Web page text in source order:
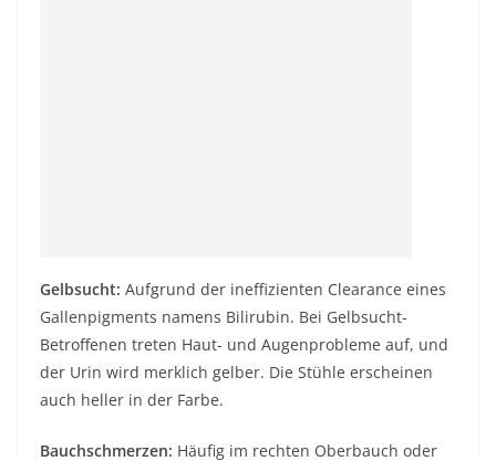
Gelbsucht: Aufgrund der ineffizienten Clearance eines
Gallenpigments namens Bilirubin. Bei Gelbsucht-
Betroffenen treten Haut- und Augenprobleme auf, und
der Urin wird merklich gelber. Die Stühle erscheinen
auch heller in der Farbe.
Bauchschmerzen: Häufig im rechten Oberbauch oder